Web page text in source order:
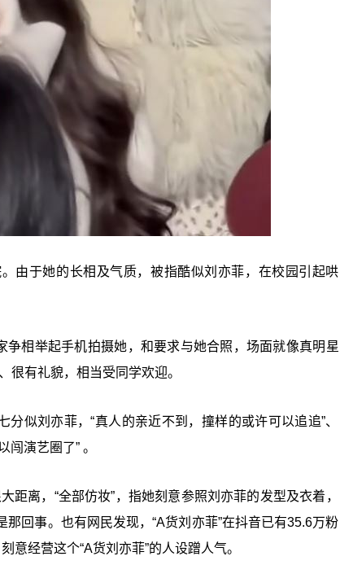
由于她的长相及气质，被指酷似刘亦菲，在校园引起哄
争相举起手机拍摄她，和要求与她合照，场面就像真明星
很有礼貌，相当受同学欢迎。
似刘亦菲，“真人的亲近不到，撞样的或许可以追追”、
演艺圈了” 。
距离，“全部仿妆”，指她刻意参照刘亦菲的发型及衣着，
回事。也有网民发现，“A货刘亦菲”在抖音已有35.6万粉
意经营这个“A货刘亦菲”的人设蹭人气。